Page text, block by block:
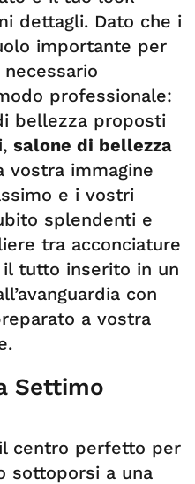
dettagli. Dato che i
importante per
professionale:
bellezza proposti
salone di bellezza
vostra immagine
e i vostri
splendenti e
tra acconciature
tutto inserito in un
con
a vostra
Settimo
centro perfetto per
sottoporsi a una